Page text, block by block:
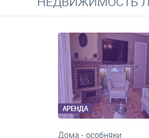
АРЕНДА
1-комнатные квартиры